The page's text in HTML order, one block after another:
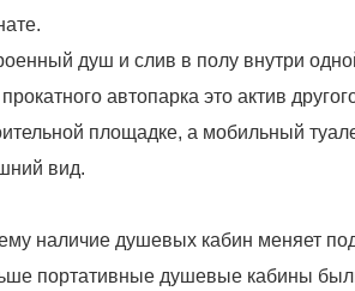
душ и слив в полу внутри
автопарка это актив
площадке, а мобильный
вид.
наличие душевых кабин меняет
портативные душевые кабины